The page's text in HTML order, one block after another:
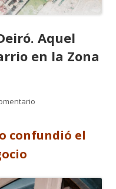
Aquel
en la Zona
confundió el